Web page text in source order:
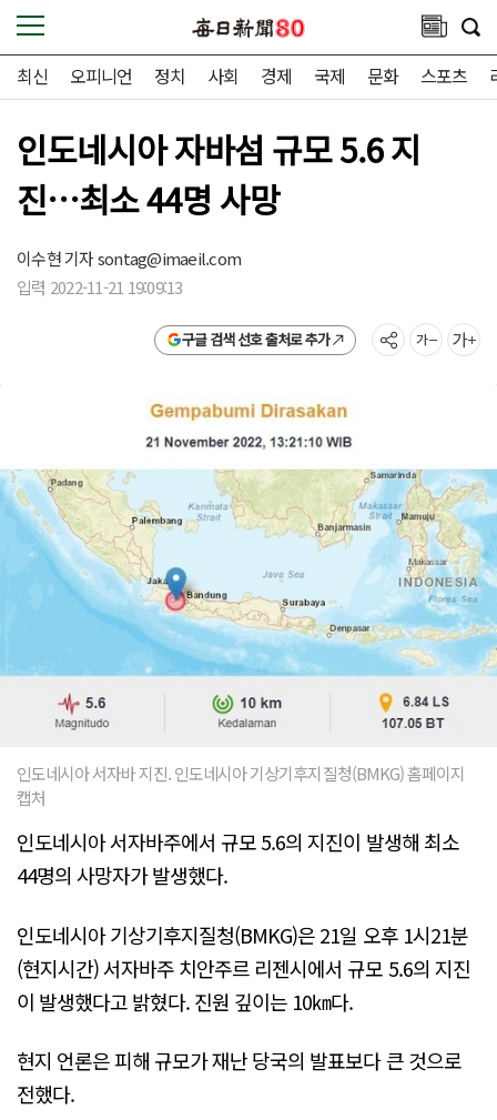
최신 오피니언 정치 사회 경제 국제 문화 스포츠
인도네시아 자바섬 규모 5.6 지
진…최소 44명 사망
이수현 기자sontag@imaeil.com
입력 2022-11-21 19:09:13
구글 검색 선호 출처로 추가
인도네시아 서자바 지진. 인도네시아 기상기후지질청(BMKG) 홈페이지
캡처
인도네시아 서자바주에서 규모 5.6의 지진이 발생해 최소
44명의 사망자가 발생했다.
인도네시아 기상기후지질청(BMKG)은 21일 오후 1시21분
(현지시간) 서자바주 치안주르 리젠시에서 규모 5.6의 지진
이 발생했다고 밝혔다. 진원 깊이는 10㎞다.
현지 언론은 피해 규모가 재난 당국의 발표보다 큰 것으로
전했다.